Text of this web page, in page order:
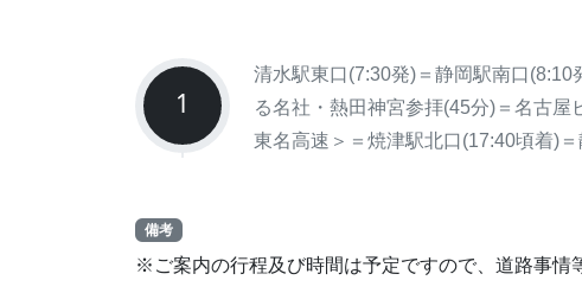
1
清水駅東口(7:30発)＝静岡駅南口
る名社・熱田神宮参拝(45分)＝名古
東名高速＞＝焼津駅北口(17:40頃着)
備考
※ご案内の行程及び時間は予定ですので、道路事情